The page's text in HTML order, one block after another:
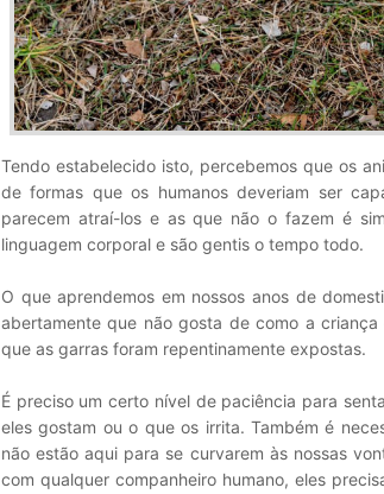
Tendo estabelecido isto, percebemos que os
de formas que os humanos deveriam ser
parecem atraí-los e as que não o fazem é
linguagem corporal e são gentis o tempo todo.
O que aprendemos em nossos anos de
abertamente que não gosta de como a
que as garras foram repentinamente expostas.
É preciso um certo nível de paciência para
eles gostam ou o que os irrita. Também é
não estão aqui para se curvarem às nossas
com qualquer companheiro humano, eles